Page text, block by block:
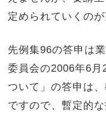
定められていくの
先例集96の答申は
委員会の2006年6 月
ついて」の答申は
ですので、暫定的